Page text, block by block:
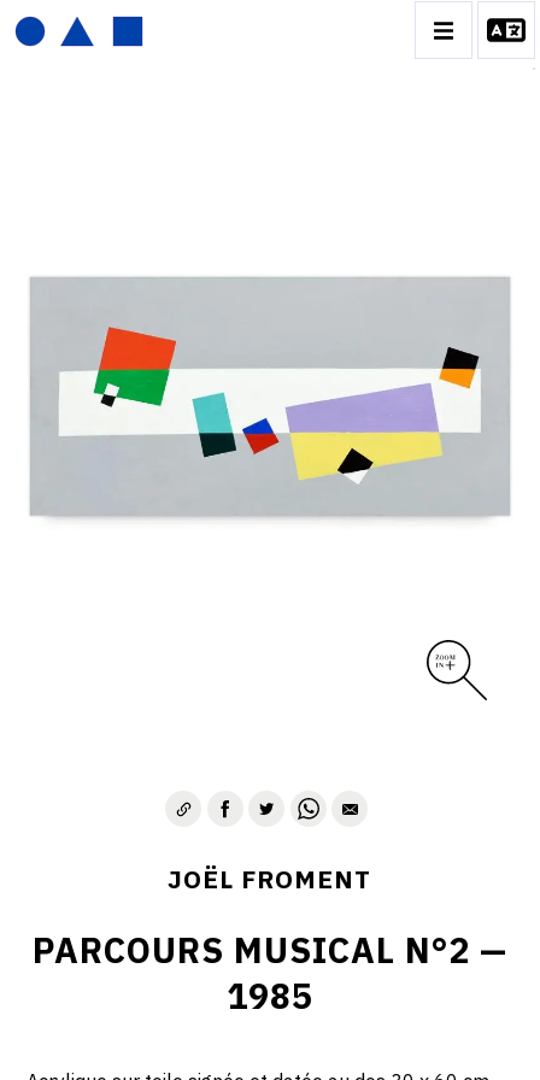
BIOGRAPHIE
CATALOGUE DES OEUVRES
CONTACT
JOËL FROMENT
PARCOURS MUSICAL N°2 —
1985